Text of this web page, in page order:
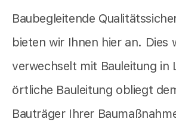
Baubegleitende
bieten wir Ihnen hier an. Dies
verwechselt mit Bauleitung in
örtliche Bauleitung obliegt
Bauträger Ihrer